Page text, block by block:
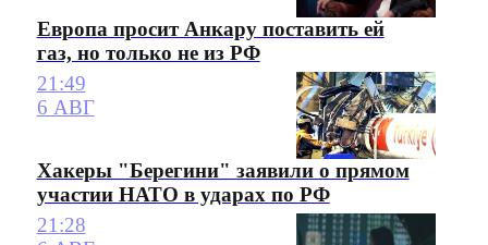
Европа просит Анкару поставить ей
газ, но только не из РФ
21:49
6 АВГ
Хакеры "Берегини" заявили о прямом
участии НАТО в ударах по РФ
21:28